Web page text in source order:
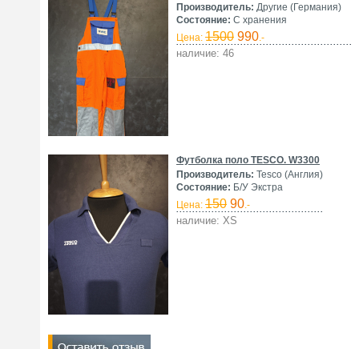
Производитель: Другие (Германия)
Состояние: С хранения
Цена: 1500 990.-
наличие: 46
Футболка поло TESCO. W3300
Производитель: Tesco (Англия)
Состояние: Б/У Экстра
Цена: 150 90.-
наличие: XS